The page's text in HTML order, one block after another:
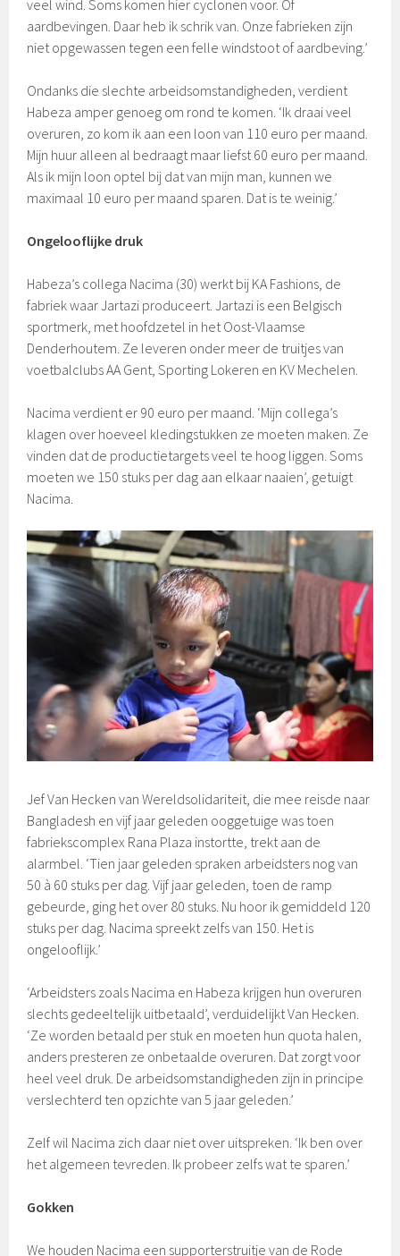
veel wind. Soms komen hier cyclonen voor. Of
aardbevingen. Daar heb ik schrik van. Onze fabrieken zijn
niet opgewassen tegen een felle windstoot of aardbeving.’
Ondanks die slechte arbeidsomstandigheden, verdient
Habeza amper genoeg om rond te komen. ‘Ik draai veel
overuren, zo kom ik aan een loon van 110 euro per maand.
Mijn huur alleen al bedraagt maar liefst 60 euro per maand.
Als ik mijn loon optel bij dat van mijn man, kunnen we
maximaal 10 euro per maand sparen. Dat is te weinig.’
Ongelooflijke druk
Habeza’s collega Nacima (30) werkt bij KA Fashions, de
fabriek waar Jartazi produceert. Jartazi is een Belgisch
sportmerk, met hoofdzetel in het Oost-Vlaamse
Denderhoutem. Ze leveren onder meer de truitjes van
voetbalclubs AA Gent, Sporting Lokeren en KV Mechelen.
Nacima verdient er 90 euro per maand. ‘Mijn collega’s
klagen over hoeveel kledingstukken ze moeten maken. Ze
vinden dat de productietargets veel te hoog liggen. Soms
moeten we 150 stuks per dag aan elkaar naaien’, getuigt
Nacima.
Jef Van Hecken van Wereldsolidariteit, die mee reisde naar
Bangladesh en vijf jaar geleden ooggetuige was toen
fabriekscomplex Rana Plaza instortte, trekt aan de
alarmbel. ‘Tien jaar geleden spraken arbeidsters nog van
50 à 60 stuks per dag. Vijf jaar geleden, toen de ramp
gebeurde, ging het over 80 stuks. Nu hoor ik gemiddeld 120
stuks per dag. Nacima spreekt zelfs van 150. Het is
ongelooflijk.’
‘Arbeidsters zoals Nacima en Habeza krijgen hun overuren
slechts gedeeltelijk uitbetaald’, verduidelijkt Van Hecken.
‘Ze worden betaald per stuk en moeten hun quota halen,
anders presteren ze onbetaalde overuren. Dat zorgt voor
heel veel druk. De arbeidsomstandigheden zijn in principe
verslechterd ten opzichte van 5 jaar geleden.’
Zelf wil Nacima zich daar niet over uitspreken. ‘Ik ben over
het algemeen tevreden. Ik probeer zelfs wat te sparen.’
Gokken
We houden Nacima een supporterstruitje van de Rode